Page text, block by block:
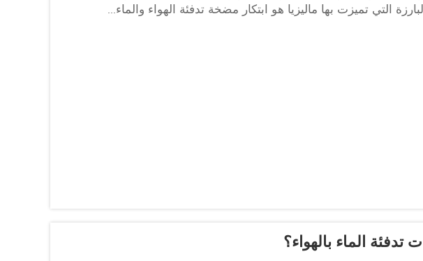
التي تميزت بها ماليزيا هو ابتكار مضخة تدفئة الهواء والماء...
الماء بالهواء؟